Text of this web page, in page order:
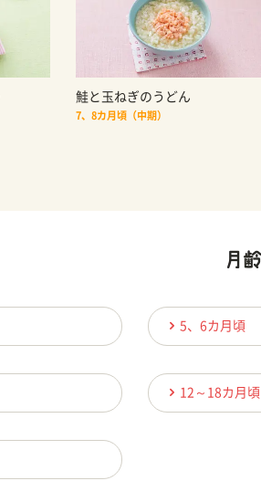
鮭と玉ねぎのうどん
7、8カ月頃（中期）
5、6カ月頃
12～18カ月頃